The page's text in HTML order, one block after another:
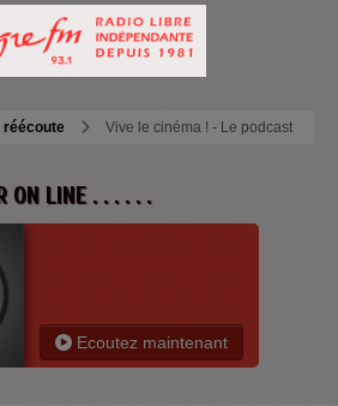
réécoute Vive le cinéma ! - Le podcast
ON LINE . . . . . .
Ecoutez maintenant